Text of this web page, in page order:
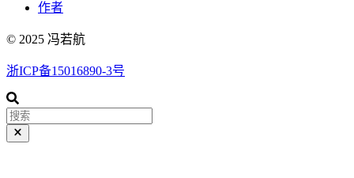
作者
© 2025 冯若航
浙ICP备15016890-3号